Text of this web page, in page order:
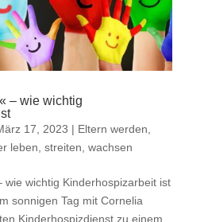
– wie wichtig
17, 2023 | Eltern werden,
leben, streiten, wachsen
wie wichtig Kinderhospizarbeit ist
sonnigen Tag mit Cornelia
Kinderhospizdienst zu einem